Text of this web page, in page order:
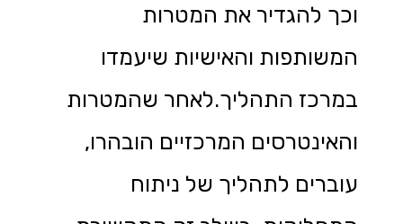
וכך להגדיר את המטרות
המשותפות והאישיות שיעמדו
במרכז התהליך.לאחר שהמטרות
והאינטרסים המרכזיים הובהרו,
עוברים לתהליך של ניתוח